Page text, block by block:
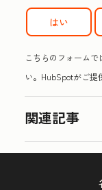
はい
こちらのフォーム
い。HubSpotがご提
関連記事